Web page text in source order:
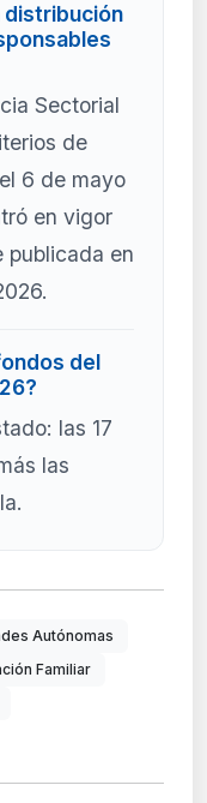
distribución
Sectorial
de
6 de mayo
en vigor
publicada en
del
las 17
las
Autónomas
Familiar